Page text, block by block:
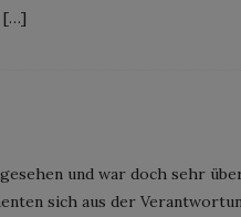
[…]
und war doch sehr
sich aus der